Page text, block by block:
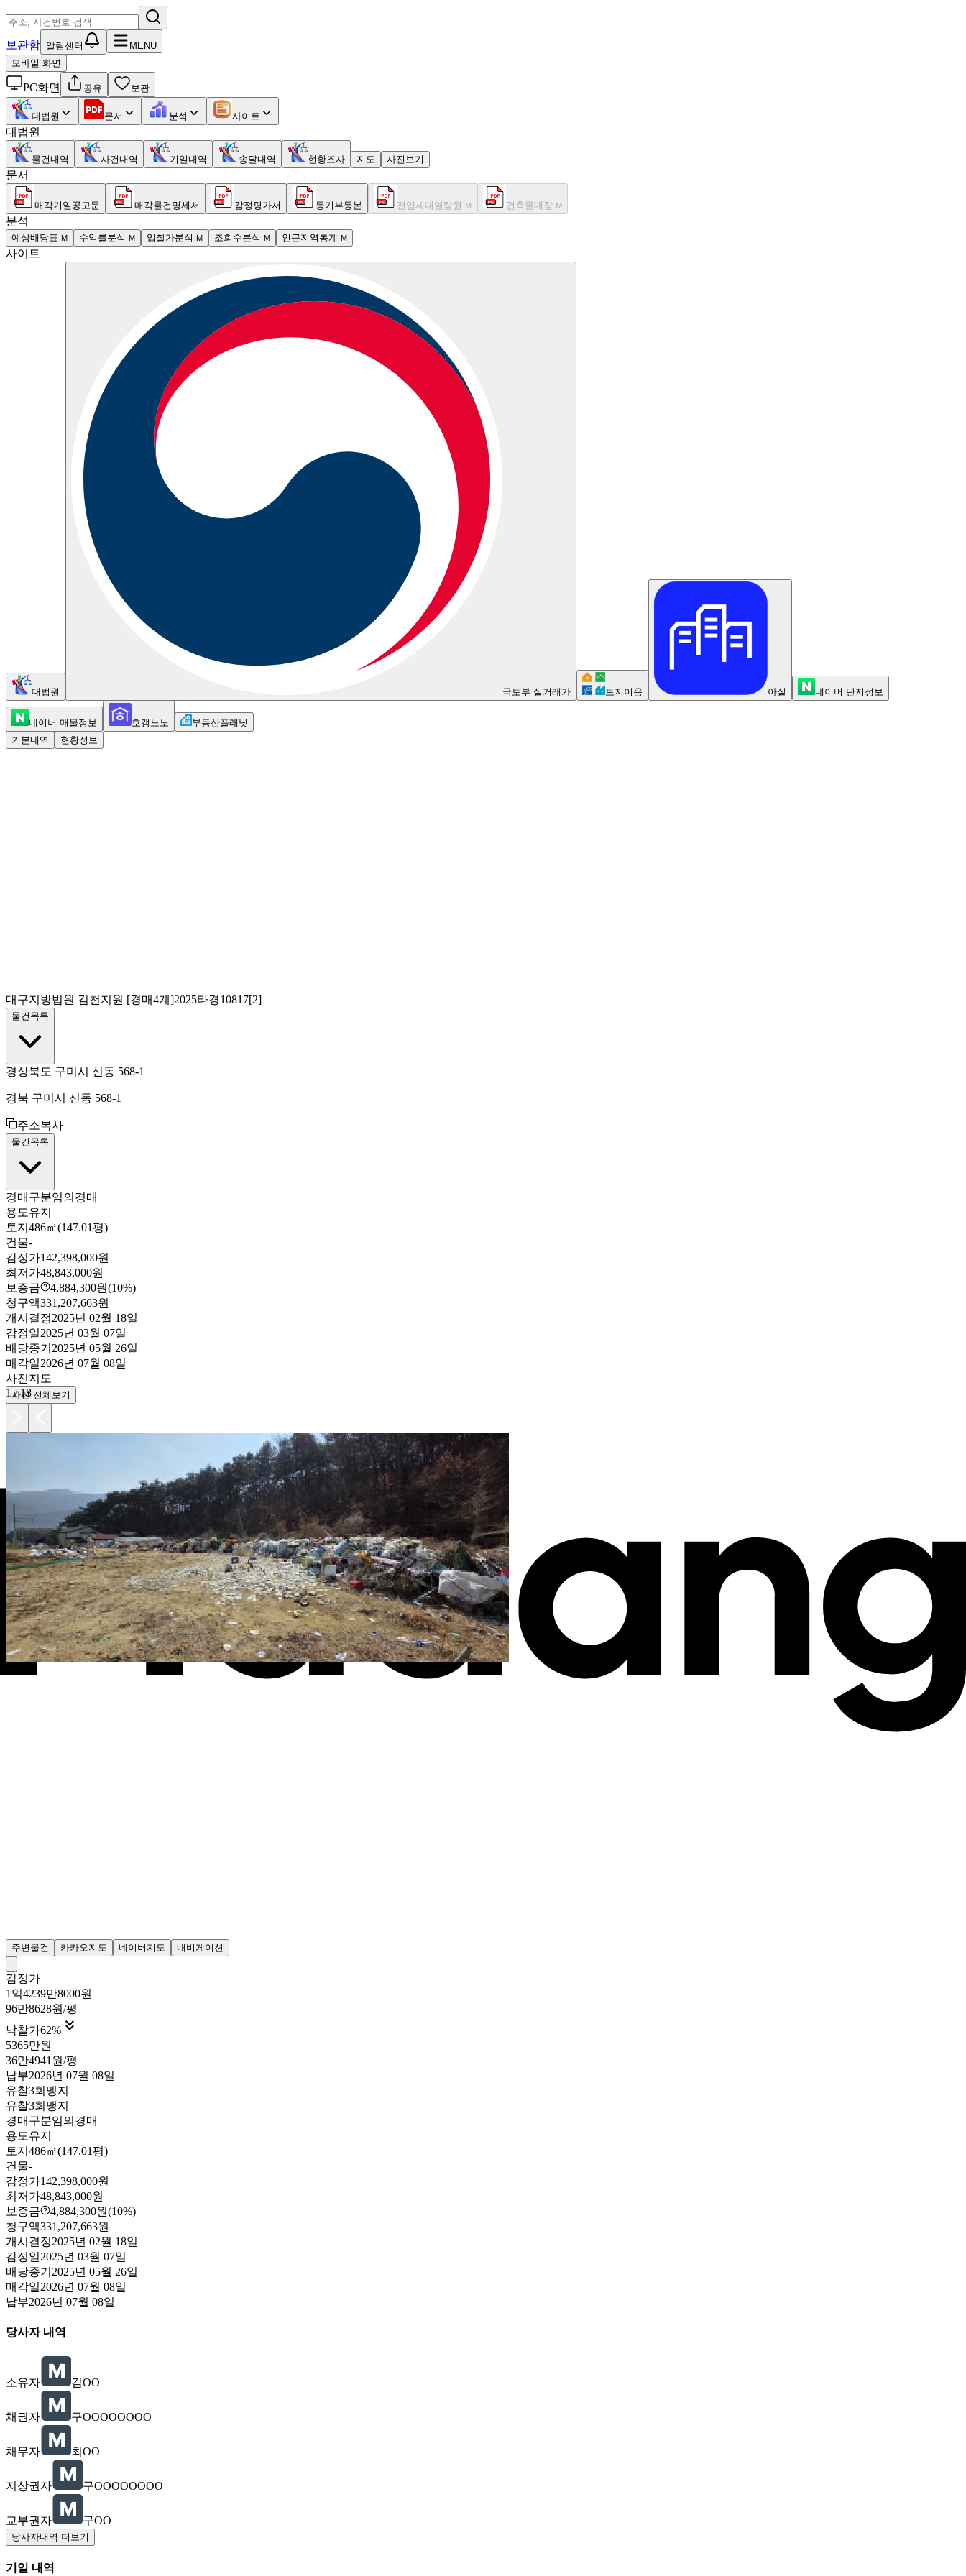
보관함 알림센터
MENU
모바일 화면
PC화면 공유 보관
대법원 문서 분석 사이트
대법원
물건내역 사건내역 기일내역 송달내역 현황조사 지도 사진보기
문서
매각기일공고문 매각물건명세서 감정평가서 등기부등본 전입세대열람원 M 건축물대장 M
분석
예상배당표 M 수익률분석 M 입찰가분석 M 조회수분석 M 인근지역통계 M
사이트
대법원 국토부 실거래가 토지이음 아실 네이버 단지정보
네이버 매물정보 호갱노노
부동산플래닛
기본내역
현황정보
대구지방법원 김천지원 [경매4계]2025타경10817[2]
물건목록
경상북도 구미시 신동 568-1
경북 구미시 신동 568-1
주소복사
물건목록
경매구분임의경매
용도유지
토지 486㎡(147.01평)
건물-
감정가142,398,000원
최저가48,843,000원
보증금
4,884,300원(10%)
청구액331,207,663원
개시결정2025년 02월 18일
감정일2025년 03월 07일
배당종기 2025년 05월 26일
매각일2026년 07월 08일
사진지도
1 /18
사진 전체보기
주변물건 카카오지도 네이버지도 내비게이션
감정가
1억4239만8000원
96만8628원/평
낙찰가62% 
5365만원
36만4941원/평
납부2026년 07월 08일
유찰3회 맹지
유찰3회 맹지
경매구분임의경매
용도유지
토지 486㎡(147.01평)
건물-
감정가142,398,000원
최저가48,843,000원
보증금
4,884,300원(10%)
청구액331,207,663원
개시결정2025년 02월 18일
감정일2025년 03월 07일
배당종기 2025년 05월 26일
매각일2026년 07월 08일
납부2026년 07월 08일
당사자 내역
소유자 김OO
채권자 구OOOOOOOO
채무자 최OO
지상권자 구OOOOOOOO
교부권자 구OO
당사자내역 더보기
기일 내역